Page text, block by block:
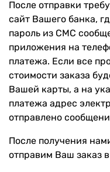
После отправки
сайт Вашего банка,
пароль из СМС
приложения на
платежа. Если все
стоимости заказа
Вашей карты, а на
платежа адрес
отправлено
После получения
отправим Ваш заказ